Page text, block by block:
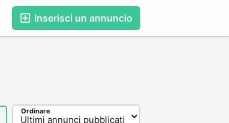
Inserisci un annuncio
Ordinare